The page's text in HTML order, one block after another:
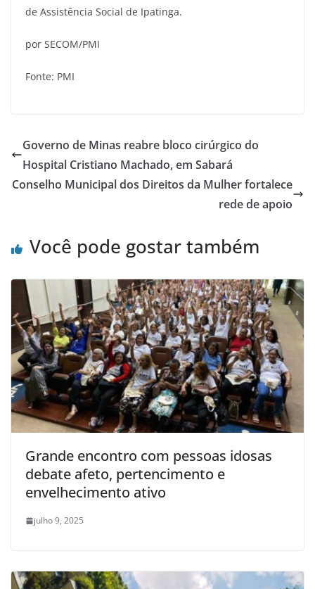
de Assistência Social de Ipatinga.
por SECOM/PMI
Fonte: PMI
Governo de Minas reabre bloco cirúrgico do
Hospital Cristiano Machado, em Sabará
Conselho Municipal dos Direitos da Mulher fortalece
rede de apoio
Você pode gostar também
Grande encontro com pessoas idosas
debate afeto, pertencimento e
envelhecimento ativo
julho 9, 2025